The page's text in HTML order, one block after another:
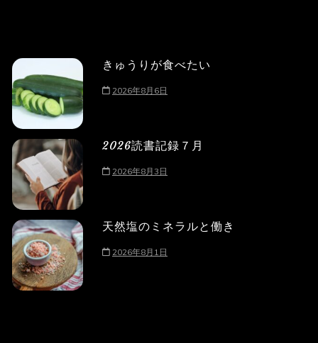
きゅうりが食べたい
2026年8月6日
2026読書記録７月
2026年8月3日
天然塩のミネラルと働き
2026年8月1日